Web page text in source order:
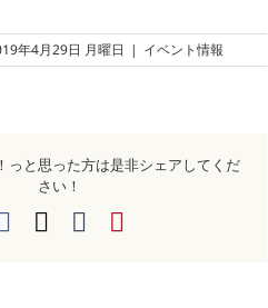
年4月29日 月曜日 | イベント情報
っと思った方は是非シェアしてくだ
さい！
Facebook
X TumblrPinterest